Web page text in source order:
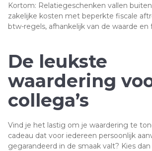
Kortom: Relatiegeschenken vallen
zakelijke kosten met beperkte fiscale
btw-regels, afhankelijk van de waarde en
De leukste
waardering
collega’s
Vind je het lastig om je waardering te
cadeau dat voor iedereen persoonlijk
gegarandeerd in de smaak valt? Kies